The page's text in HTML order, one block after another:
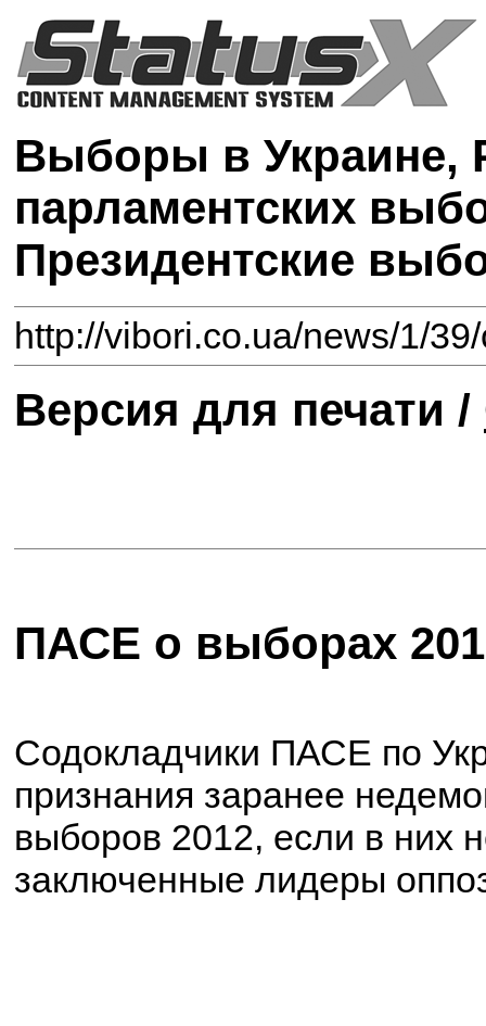
Выборы в Украине,
парламентских
Президентские
http://vibori.co.ua/news/1/
Версия для печати /
ПАСЕ о выборах
Содокладчики ПАСЕ по
признания заранее
выборов 2012, если в них
заключенные лидеры